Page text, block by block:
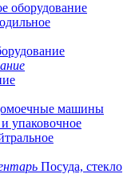
оборудование
машины
упаковочное
Посуда, стекло